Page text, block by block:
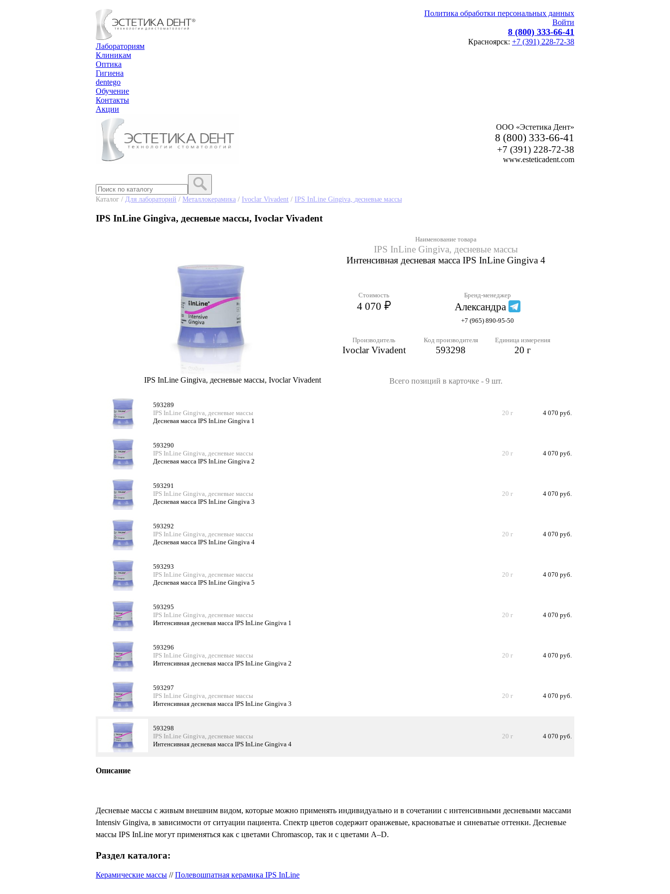
Политика обработки персональных данных
Войти
8 (800) 333-66-41
Красноярск: +7 (391) 228-72-38
Лабораториям
Клиникам
Оптика
Гигиена
dentego
Обучение
Контакты
Акции
ООО «Эстетика Дент»
8 (800) 333-66-41
+7 (391) 228-72-38
www.esteticadent.com
Каталог / Для лабораторий / Металлокерамика / Ivoclar Vivadent / IPS InLine Gingiva, десневые массы
IPS InLine Gingiva, десневые массы, Ivoclar Vivadent
IPS InLine Gingiva, десневые массы, Ivoclar Vivadent
Наименование товара
IPS InLine Gingiva, десневые массы
Интенсивная десневая масса IPS InLine Gingiva 4
Стоимость
4 070
Бренд-менеджер
Александра
+7 (965) 890-95-50
Производитель
Ivoclar Vivadent
Код производителя
593298
Единица измерения
20 г
Всего позиций в карточке - 9 шт.
593289
IPS InLine Gingiva, десневые массы
Десневая масса IPS InLine Gingiva 1
20 г 4 070 руб.
593290
IPS InLine Gingiva, десневые массы
Десневая масса IPS InLine Gingiva 2
20 г 4 070 руб.
593291
IPS InLine Gingiva, десневые массы
Десневая масса IPS InLine Gingiva 3
20 г 4 070 руб.
593292
IPS InLine Gingiva, десневые массы
Десневая масса IPS InLine Gingiva 4
20 г 4 070 руб.
593293
IPS InLine Gingiva, десневые массы
Десневая масса IPS InLine Gingiva 5
20 г 4 070 руб.
593295
IPS InLine Gingiva, десневые массы
Интенсивная десневая масса IPS InLine Gingiva 1
20 г 4 070 руб.
593296
IPS InLine Gingiva, десневые массы
Интенсивная десневая масса IPS InLine Gingiva 2
20 г 4 070 руб.
593297
IPS InLine Gingiva, десневые массы
Интенсивная десневая масса IPS InLine Gingiva 3
20 г 4 070 руб.
593298
IPS InLine Gingiva, десневые массы
Интенсивная десневая масса IPS InLine Gingiva 4
20 г 4 070 руб.
Описание
Десневые массы с живым внешним видом, которые можно применять индивидуально и в сочетании с интенсивными десневыми массами
Intensiv Gingiva, в зависимости от ситуации пациента. Спектр цветов содержит оранжевые, красноватые и синеватые оттенки. Десневые
массы IPS InLine могут применяться как с цветами Chromascop, так и с цветами A–D.
Раздел каталога:
Керамические массы //Полевошпатная керамика IPS InLine